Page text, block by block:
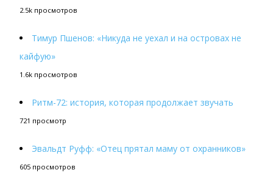
2.5k просмотров
Тимур Пшенов: «Никуда не уехал и на островах не
кайфую»
1.6k просмотров
Ритм-72: история, которая продолжает звучать
721 просмотр
Эвальдт Руфф: «Отец прятал маму от охранников»
605 просмотров